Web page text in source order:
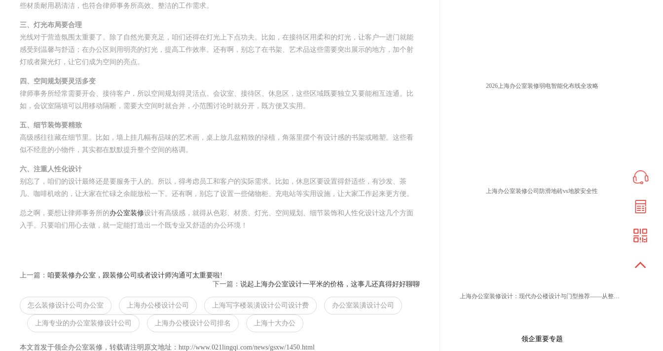
些材质耐用易清洁，也符合律师事务所高效、整洁的工作需求。
三、灯光布局要合理
光线对于营造氛围太重要了。除了自然光要充足，咱们还得在灯光上下点功夫。比如，在接待区用柔和的灯光，让客户一进门就能
感受到温馨与舒适；在办公区则用明亮的灯光，提高工作效率。还有啊，别忘了在书架、艺术品这些需要突出展示的地方，加个射
灯或者聚光灯，让它们成为空间的亮点。
四、空间规划要灵活多变
律师事务所经常需要开会、接待客户，所以空间规划得灵活点。会议室、接待区、休息区，这些区域既要独立又要能相互连通。比
如，会议室隔墙可以用移动隔断，需要大空间时就合并，小范围讨论时就分开，既方便又实用。
五、细节装饰要精致
高级感往往藏在细节里。比如，墙上挂几幅有品味的艺术画，桌上放几盆精致的绿植，角落里摆个有设计感的书架或雕塑。这些看
似不经意的小物件，其实都在默默提升整个空间的格调。
六、注重人性化设计
别忘了，咱们的设计最终还是要服务于人的。所以，得考虑员工和客户的实际需求。比如，休息区要设置得舒适些，有沙发、茶
几、咖啡机啥的，让大家在忙碌之余能放松一下。还有啊，别忘了设置一些储物柜、充电站等实用设施，让大家工作起来更方便。
总之啊，要想让律师事务所的办公室装修设计有高级感，就得从色彩、材质、灯光、空间规划、细节装饰和人性化设计这几个方面
入手。只要咱们用心去做，就一定能打造出一个既专业又舒适的办公环境！
上一篇： 咱要装修办公室，跟装修公司或者设计师沟通可太重要啦!
下一篇： 说起上海办公室设计一平米的价格，这事儿还真得好好聊聊
怎么装修设计公司办公室 上海办公楼设计公司 上海写字楼装潢设计公司设计费 办公室装潢设计公司
上海专业的办公室装修设计公司 上海办公楼设计公司排名 上海十大办公
本文首发于领企办公室装修，转载请注明原文地址：http://www.021lingqi.com/news/gsxw/1450.html
2026上海办公室装修弱电智能化布线全攻略
上海办公室装修公司防滑地砖vs地胶安全性
上海办公室装修设计：现代办公楼设计与门型推荐——从整体规划到细节装饰
领企重要专题